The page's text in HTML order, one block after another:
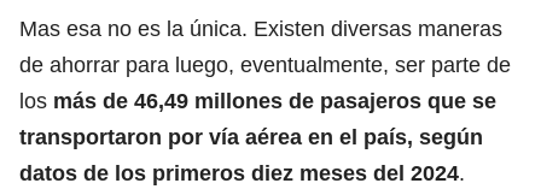
Mas esa no es la única. Existen diversas maneras
de ahorrar para luego, eventualmente, ser parte de
los más de 46,49 millones de pasajeros que se
transportaron por vía aérea en el país, según
datos de los primeros diez meses del 2024.